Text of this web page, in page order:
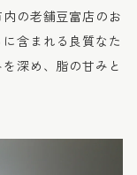
の老舗豆富店のお
含まれる良質なた
深め、脂の甘みと